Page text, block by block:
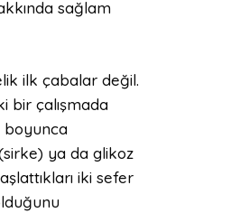
sağlam
ilk çabalar değil.
bir çalışmada
boyunca
ya da glikoz
iki sefer